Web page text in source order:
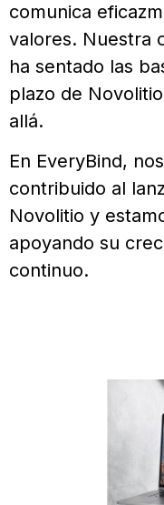
comunica
valores. Nuestra
ha sentado las
plazo de
allá.
En EveryBind,
contribuido al
Novolitio y
apoyando su
continuo.